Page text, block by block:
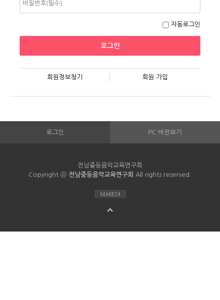
자동로그인
회원정보찾기 회원 가입
로그인 PC 버전보기
전남중등음악교육연구회
Copyright ⓒ 전남중등음악교육연구회 All rights reserved.
MAKE24